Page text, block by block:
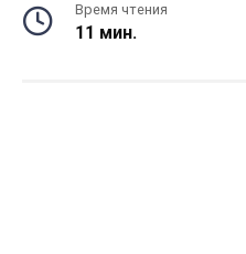
Время чтения
11 мин.